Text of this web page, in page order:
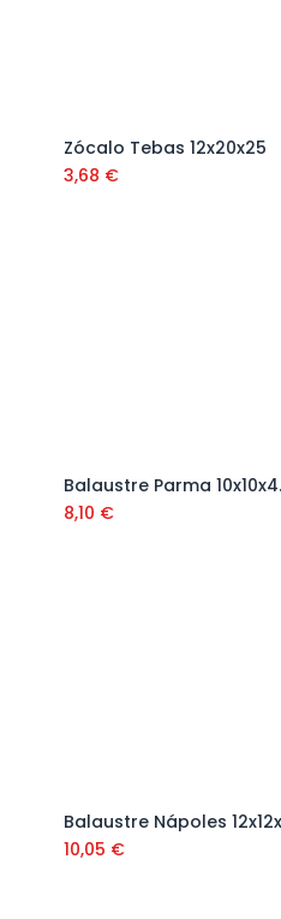
Añadir al carrito
Zócalo Tebas 12x20x25
3,68 €
Añadir al carrito
8,10 €
Añadir al carrito
10,05 €